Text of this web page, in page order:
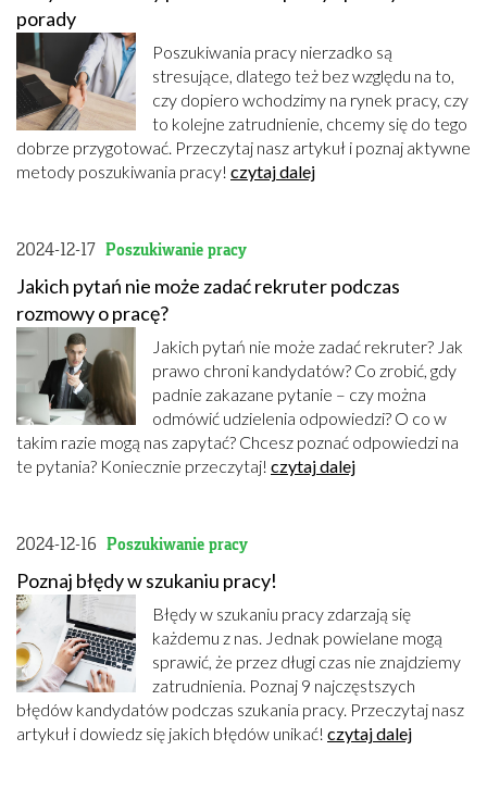
porady
Poszukiwania pracy nierzadko są
stresujące, dlatego też bez względu na to,
czy dopiero wchodzimy na rynek pracy, czy
to kolejne zatrudnienie, chcemy się do tego
dobrze przygotować. Przeczytaj nasz artykuł i poznaj aktywne
metody poszukiwania pracy! czytaj dalej
2024-12-17 Poszukiwanie pracy
Jakich pytań nie może zadać rekruter podczas
rozmowy o pracę?
Jakich pytań nie może zadać rekruter? Jak
prawo chroni kandydatów? Co zrobić, gdy
padnie zakazane pytanie – czy można
odmówić udzielenia odpowiedzi? O co w
takim razie mogą nas zapytać? Chcesz poznać odpowiedzi na
te pytania? Koniecznie przeczytaj! czytaj dalej
2024-12-16 Poszukiwanie pracy
Poznaj błędy w szukaniu pracy!
Błędy w szukaniu pracy zdarzają się
każdemu z nas. Jednak powielane mogą
sprawić, że przez długi czas nie znajdziemy
zatrudnienia. Poznaj 9 najczęstszych
błędów kandydatów podczas szukania pracy. Przeczytaj nasz
artykuł i dowiedz się jakich błędów unikać! czytaj dalej